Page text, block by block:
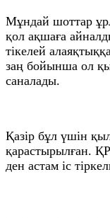
Мұндай шоттар
қол ақшаға
тікелей
заң бойынша ол
саналады.
Қазір бұл үшін
қарастырылған.
ден астам іс